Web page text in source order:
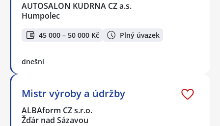
AUTOSALON KUDRNA CZ a.s.
Humpolec
45 000 – 50 000 Kč Plný úvazek
dnešní
Mistr výroby a údržby
ALBAform CZ s.r.o.
Žďár nad Sázavou